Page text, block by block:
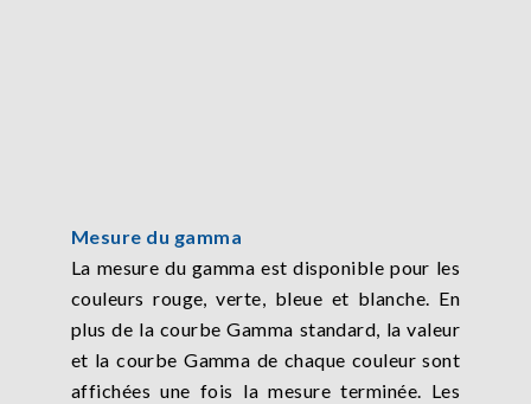
Mesure du gamma
La mesure du gamma est disponible pour les
couleurs rouge, verte, bleue et blanche. En
plus de la courbe Gamma standard, la valeur
et la courbe Gamma de chaque couleur sont
affichées une fois la mesure terminée. Les